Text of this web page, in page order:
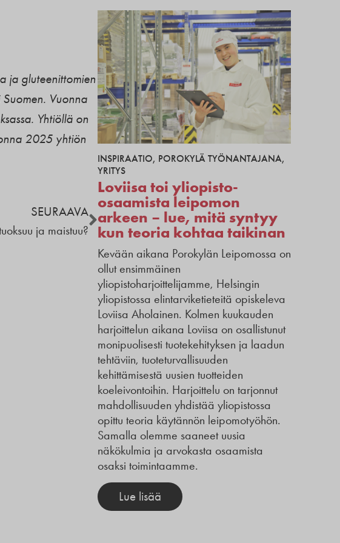
ja gluteenittomien
Vuonna
Yhtiöllä on
2025 yhtiön
SEURAAVA
ja maistuu?
INSPIRAATIO, POROKYLÄ TYÖNANTAJANA,
YRITYS
Loviisa toi yliopisto-
osaamista leipomon
arkeen – lue, mitä syntyy
kun teoria kohtaa taikinan
Kevään aikana Porokylän Leipomossa on
ollut ensimmäinen
yliopistoharjoittelijamme, Helsingin
yliopistossa elintarviketieteitä opiskeleva
Loviisa Aholainen. Kolmen kuukauden
harjoittelun aikana Loviisa on osallistunut
monipuolisesti tuotekehityksen ja laadun
tehtäviin, tuoteturvallisuuden
kehittämisestä uusien tuotteiden
koeleivontoihin. Harjoittelu on tarjonnut
mahdollisuuden yhdistää yliopistossa
opittu teoria käytännön leipomotyöhön.
Samalla olemme saaneet uusia
näkökulmia ja arvokasta osaamista
osaksi toimintaamme.
Lue lisää